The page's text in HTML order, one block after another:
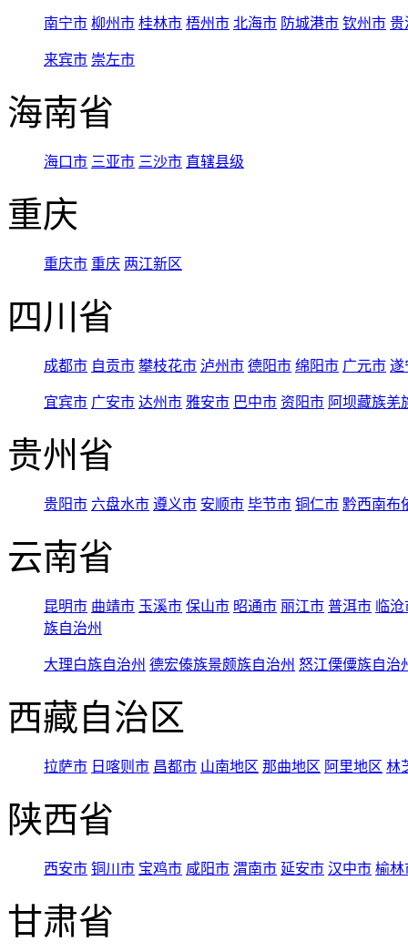
南宁市 柳州市 桂林市 梧州市 北海市 防城港市 钦州市 贵
来宾市 崇左市
海南省
海口市 三亚市 三沙市 直辖县级
重庆
重庆市 重庆 两江新区
四川省
成都市 自贡市 攀枝花市 泸州市 德阳市 绵阳市 广元市 遂
宜宾市 广安市 达州市 雅安市 巴中市 资阳市 阿坝藏族羌
贵州省
贵阳市 六盘水市 遵义市 安顺市 毕节市 铜仁市 黔西南布
云南省
昆明市 曲靖市 玉溪市 保山市 昭通市 丽江市 普洱市 临
族自治州
大理白族自治州 德宏傣族景颇族自治州 怒江傈僳族自治
西藏自治区
拉萨市 日喀则市 昌都市 山南地区 那曲地区 阿里地区 林
陕西省
西安市 铜川市 宝鸡市 咸阳市 渭南市 延安市 汉中市 榆林
甘肃省